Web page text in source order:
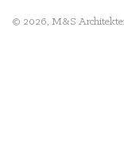
© 2026, M&S